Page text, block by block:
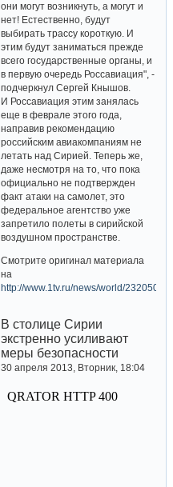
они могут возникнуть, а могут и
нет! Естественно, будут
выбирать трассу короткую. И
этим будут заниматься прежде
всего государственные органы, и
в первую очередь Россавиация", -
подчеркнул Сергей Кнышов.
И Россавиация этим занялась
еще в феврале этого года,
направив рекомендацию
российским авиакомпаниям не
летать над Сирией. Теперь же,
даже несмотря на то, что пока
официально не подтвержден
факт атаки на самолет, это
федеральное агентство уже
запретило полеты в сирийской
воздушном пространстве.
Смотрите оригинал материала
на
http://www.1tv.ru/news/world/232050
В столице Сирии
экстренно усиливают
меры безопасности
30 апреля 2013, Вторник, 18:04